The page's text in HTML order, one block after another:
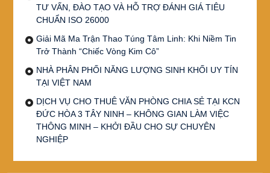
TƯ VẤN, ĐÀO TẠO VÀ HỖ TRỢ ĐÁNH GIÁ TIÊU
CHUẨN ISO 26000
Giải Mã Ma Trận Thao Túng Tâm Linh: Khi Niềm Tin
Trở Thành “Chiếc Vòng Kim Cô”
NHÀ PHÂN PHỐI NĂNG LƯỢNG SINH KHỐI UY TÍN
TẠI VIỆT NAM
DỊCH VỤ CHO THUÊ VĂN PHÒNG CHIA SẺ TẠI KCN
ĐỨC HÒA 3 TÂY NINH – KHÔNG GIAN LÀM VIỆC
THÔNG MINH – KHỞI ĐẦU CHO SỰ CHUYÊN
NGHIỆP